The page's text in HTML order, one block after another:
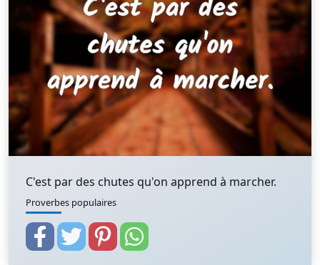
C'est par des chutes qu'on apprend à marcher.
Proverbes populaires